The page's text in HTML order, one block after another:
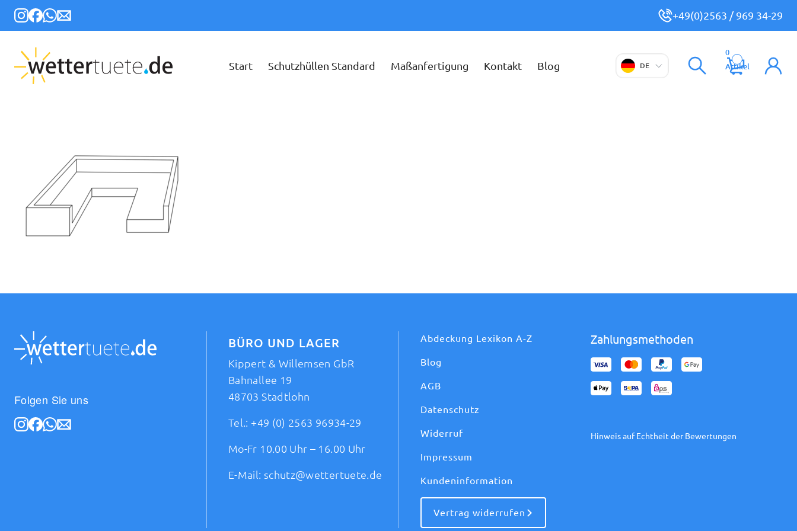
+49(0)2563 / 969 34-29
Start Schutzhüllen Standard Maßanfertigung Kontakt Blog DE
0
Artikel
Folgen Sie uns
BÜRO UND LAGER
Kippert & Willemsen GbR
Bahnallee 19
48703 Stadtlohn
Tel.: +49 (0) 2563 96934-29
Mo-Fr 10.00 Uhr – 16.00 Uhr
E-Mail: schutz@wettertuete.de
Abdeckung Lexikon A-Z
Blog
AGB
Datenschutz
Widerruf
Impressum
Kundeninformation
Vertrag widerrufen
Zahlungsmethoden
Hinweis auf Echtheit der Bewertungen